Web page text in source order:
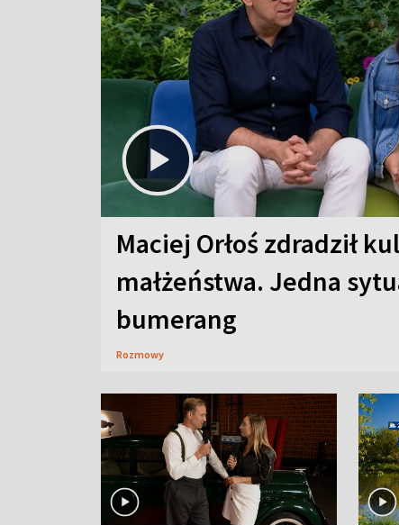
Maciej Orłoś zdradził
małżeństwa. Jedna
bumerang
Rozmowy